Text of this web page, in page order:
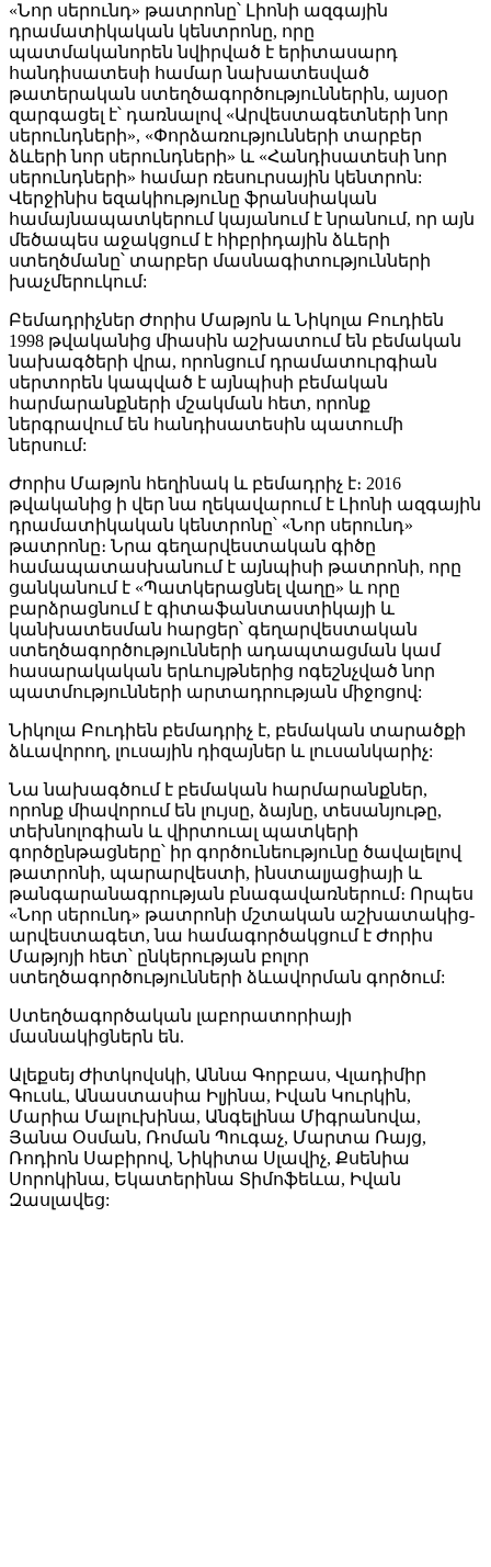
«Նոր սերունդ» թատրոնը՝ Լիոնի ազգային
դրամատիկական կենտրոնը, որը
պատմականորեն նվիրված է երիտասարդ
հանդիսատեսի համար նախատեսված
թատերական ստեղծագործություններին, այսօր
զարգացել է՝ դառնալով «Արվեստագետների նոր
սերունդների», «Փորձառությունների տարբեր
ձևերի նոր սերունդների» և «Հանդիսատեսի նոր
սերունդների» համար ռեսուրսային կենտրոն:
Վերջինիս եզակիությունը ֆրանսիական
համայնապատկերում կայանում է նրանում, որ այն
մեծապես աջակցում է հիբրիդային ձևերի
ստեղծմանը՝ տարբեր մասնագիտությունների
խաչմերուկում:
Բեմադրիչներ Ժորիս Մաթյոն և Նիկոլա Բուդիեն
1998 թվականից միասին աշխատում են բեմական
նախագծերի վրա, որոնցում դրամատուրգիան
սերտորեն կապված է այնպիսի բեմական
հարմարանքների մշակման հետ, որոնք
ներգրավում են հանդիսատեսին պատումի
ներսում:
Ժորիս Մաթյոն հեղինակ և բեմադրիչ է։ 2016
թվականից ի վեր նա ղեկավարում է Լիոնի ազգային
դրամատիկական կենտրոնը՝ «Նոր սերունդ»
թատրոնը։ Նրա գեղարվեստական գիծը
համապատասխանում է այնպիսի թատրոնի, որը
ցանկանում է «Պատկերացնել վաղը» և որը
բարձրացնում է գիտաֆանտաստիկայի և
կանխատեսման հարցեր՝ գեղարվեստական
ստեղծագործությունների ադապտացման կամ
հասարակական երևույթներից ոգեշնչված նոր
պատմությունների արտադրության միջոցով:
Նիկոլա Բուդիեն բեմադրիչ է, բեմական տարածքի
ձևավորող, լուսային դիզայներ և լուսանկարիչ:
Նա նախագծում է բեմական հարմարանքներ,
որոնք միավորում են լույսը, ձայնը, տեսանյութը,
տեխնոլոգիան և վիրտուալ պատկերի
գործընթացները՝ իր գործունեությունը ծավալելով
թատրոնի, պարարվեստի, ինստալյացիայի և
թանգարանագրության բնագավառներում։ Որպես
«Նոր սերունդ» թատրոնի մշտական աշխատակից-
արվեստագետ, նա համագործակցում է Ժորիս
Մաթյոյի հետ՝ ընկերության բոլոր
ստեղծագործությունների ձևավորման գործում:
Ստեղծագործական լաբորատորիայի
մասնակիցներն են.
Ալեքսեյ Ժիտկովսկի, Աննա Գորբաս, Վլադիմիր
Գուսև, Անաստասիա Իլյինա, Իվան Կուրկին,
Մարիա Մալուխինա, Անգելինա Միգրանովա,
Յանա Օսման, Ռոման Պուգաչ, Մարտա Ռայց,
Ռոդիոն Սաբիրով, Նիկիտա Սլավիչ, Քսենիա
Սորոկինա, Եկատերինա Տիմոֆեևա, Իվան
Զասլավեց: